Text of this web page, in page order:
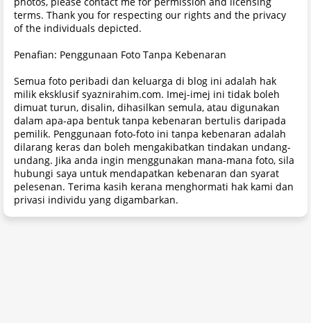
terms. Thank you for respecting our rights and the privacy
of the individuals depicted.
Penafian: Penggunaan Foto Tanpa Kebenaran
Semua foto peribadi dan keluarga di blog ini adalah hak
milik eksklusif syaznirahim.com. Imej-imej ini tidak boleh
dimuat turun, disalin, dihasilkan semula, atau digunakan
dalam apa-apa bentuk tanpa kebenaran bertulis daripada
pemilik. Penggunaan foto-foto ini tanpa kebenaran adalah
dilarang keras dan boleh mengakibatkan tindakan undang-
undang. Jika anda ingin menggunakan mana-mana foto, sila
hubungi saya untuk mendapatkan kebenaran dan syarat
pelesenan. Terima kasih kerana menghormati hak kami dan
privasi individu yang digambarkan.